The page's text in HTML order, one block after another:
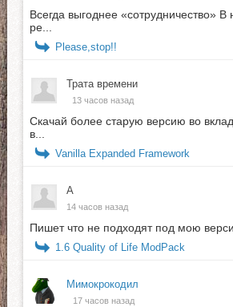
Всегда выгоднее «сотрудничество»
ре...
Please,stop!!
Трата времени
13 часов назад
Скачай более старую версию во
в...
Vanilla Expanded Framework
А
14 часов назад
Пишет что не подходят под мою
1.6 Quality of Life ModPack
Мимокрокодил
17 часов назад